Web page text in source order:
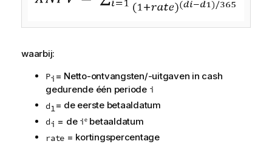
e
waarbij:
Pi = Netto-ontvangsten/-uitgaven in cash
gedurende één periode i
d1= de eerste betaaldatum
di = de i ebetaaldatum
rate = kortingspercentage